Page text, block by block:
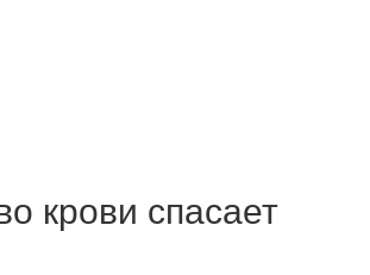
крови спасает